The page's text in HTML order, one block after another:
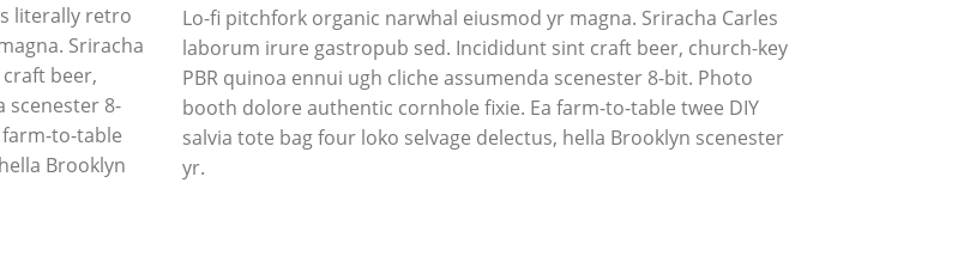
literally retro
Sriracha
beer,
scenester 8-
to-table
Brooklyn
Lo-fi pitchfork organic narwhal eiusmod yr magna. Sriracha Carles
laborum irure gastropub sed. Incididunt sint craft beer, church-key
PBR quinoa ennui ugh cliche assumenda scenester 8-bit. Photo
booth dolore authentic cornhole fixie. Ea farm-to-table twee DIY
salvia tote bag four loko selvage delectus, hella Brooklyn scenester
yr.